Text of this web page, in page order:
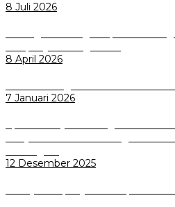
8 Juli 2026
8 April 2026
7 Januari 2026
12 Desember 2025